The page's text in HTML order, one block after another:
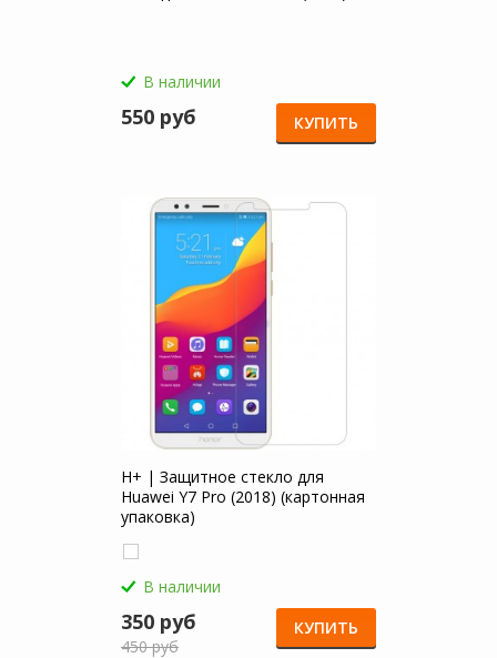
В наличии
550 руб КУПИТЬ
H+ | Защитное стекло для
Huawei Y7 Pro (2018) (картонная
упаковка)
В наличии
350 руб
450 руб
КУПИТЬ